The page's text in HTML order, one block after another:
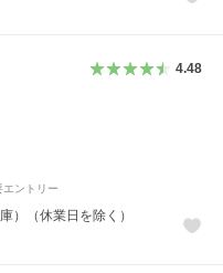
4.48
エントリー
）（休業日を除く）